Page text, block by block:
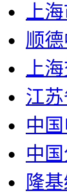
上
顺
上
江
中
中
隆